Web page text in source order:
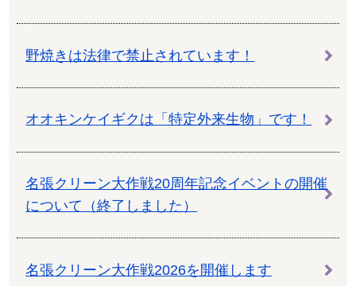
野焼きは法律で禁止されています！
オオキンケイギクは「特定外来生物」です！
名張クリーン大作戦20周年記念イベントの開催
について（終了しました）
名張クリーン大作戦2026を開催します